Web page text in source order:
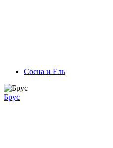
Сосна и Ель
Брус